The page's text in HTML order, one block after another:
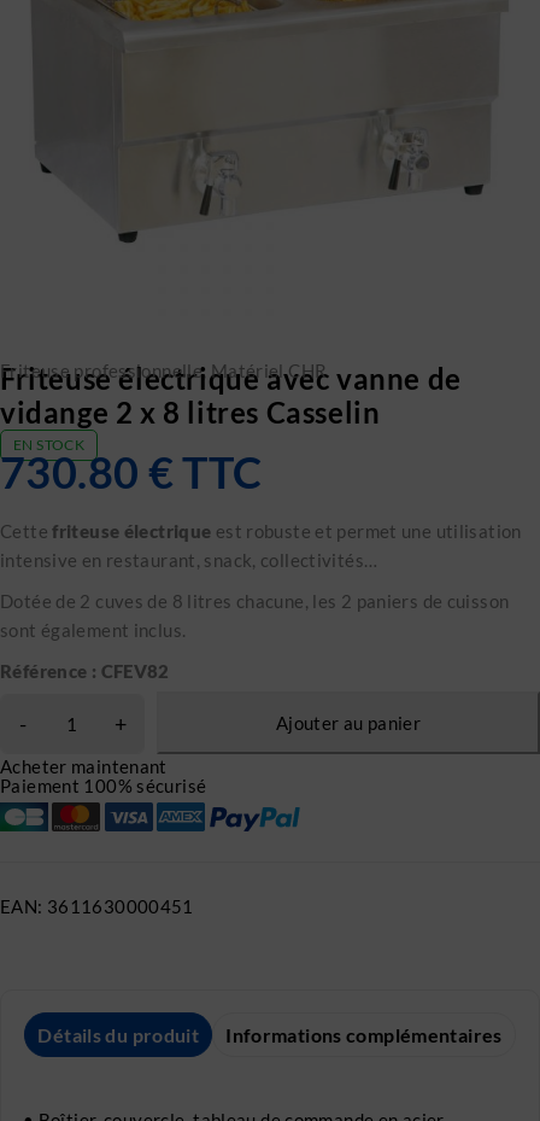
Friteuse professionnelle, Matériel CHR
Friteuse électrique avec vanne de
vidange 2 x 8 litres Casselin
EN STOCK
730.80 €TTC
Cette friteuse électrique est robuste et permet une utilisation
intensive en restaurant, snack, collectivités…
Dotée de 2 cuves de 8 litres chacune, les 2 paniers de cuisson
sont également inclus.
Référence : CFEV82
Ajouter au panier
Acheter maintenant
Paiement 100% sécurisé
EAN: 3611630000451
Détails du produit Informations complémentaires